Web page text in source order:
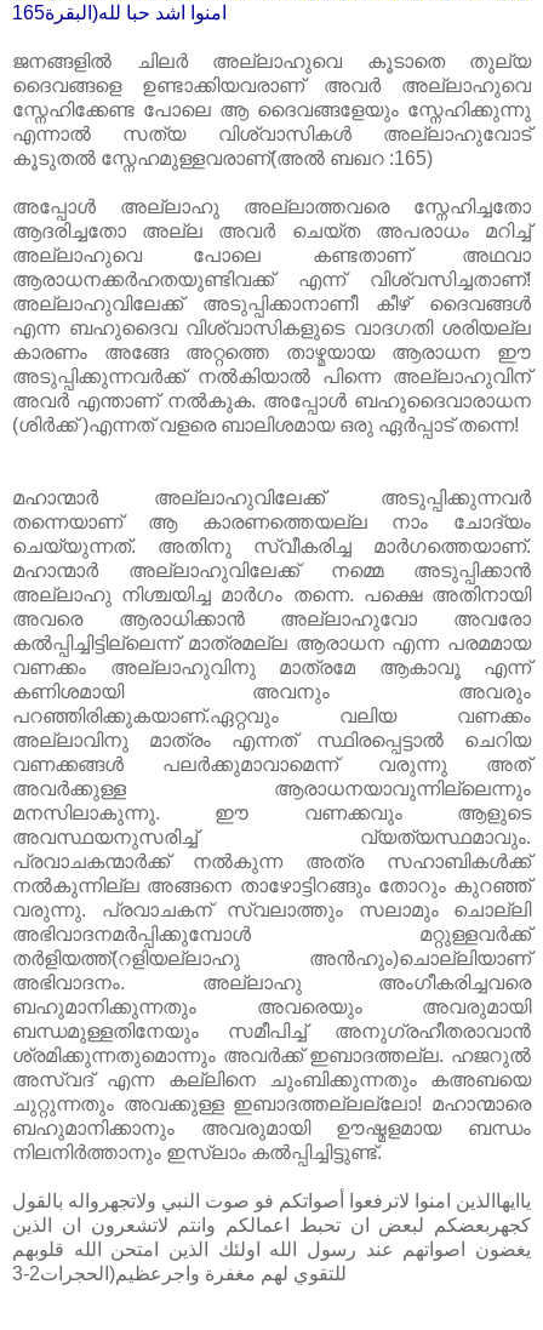
امنوا اشد حبا لله(البقرة165
ജനങ്ങളിൽ ചിലർ അല്ലാഹുവെ കൂടാതെ തുല്യ
ദൈവങ്ങളെ ഉണ്ടാക്കിയവരാണ്‌ അവർ അല്ലാഹുവെ
സ്നേഹിക്കേണ്ട പോലെ ആ ദൈവങ്ങളേയും സ്നേഹിക്കുന്നു
എന്നാൽ സത്യ വിശ്വാസികൾ അല്ലാഹുവോട്‌
കൂടുതൽ സ്നേഹമുള്ളവരാണ്‌(അൽ ബഖറ :165)
അപ്പോൾ അല്ലാഹു അല്ലാത്തവരെ സ്നേഹിച്ചതോ
ആദരിച്ചതോ അല്ല അവർ ചെയ്ത അപരാധം മറിച്ച്‌
അല്ലാഹുവെ പോലെ കണ്ടതാണ്‌ അഥവാ
ആരാധനക്കർഹതയുണ്ടിവക്ക്‌ എന്ന് വിശ്വസിച്ചതാണ്‌!
അല്ലാഹുവിലേക്ക്‌ അടുപ്പിക്കാനാണീ കീഴ്‌ ദൈവങ്ങൾ
എന്ന ബഹുദൈവ വിശ്വാസികളുടെ വാദഗതി ശരിയല്ല
കാരണം അങ്ങേ അറ്റത്തെ താഴ്മയായ ആരാധന ഈ
അടുപ്പിക്കുന്നവർക്ക്‌ നൽകിയാൽ പിന്നെ അല്ലാഹുവിന്‌
അവർ എന്താണ്‌ നൽകുക. അപ്പോൾ ബഹുദൈവാരാധന
(ശിർക്ക്‌ )എന്നത്‌ വളരെ ബാലിശമായ ഒരു ഏർപ്പാട്‌ തന്നെ!
മഹാന്മാർ അല്ലാഹുവിലേക്ക്‌ അടുപ്പിക്കുന്നവർ
തന്നെയാണ്‌ ആ കാരണത്തെയല്ല നാം ചോദ്യം
ചെയ്യുന്നത്‌. അതിനു സ്വീകരിച്ച മാർഗത്തെയാണ്‌.
മഹാന്മാർ അല്ലാഹുവിലേക്ക്‌ നമ്മെ അടുപ്പിക്കാൻ
അല്ലാഹു നിശ്ചയിച്ച മാർഗം തന്നെ. പക്ഷെ അതിനായി
അവരെ ആരാധിക്കാൻ അല്ലാഹുവോ അവരോ
കൽപ്പിച്ചിട്ടില്ലെന്ന് മാത്രമല്ല ആരാധന എന്ന പരമമായ
വണക്കം അല്ലാഹുവിനു മാത്രമേ ആകാവൂ എന്ന്
കണിശമായി അവനും അവരും
പറഞ്ഞിരിക്കുകയാണ്‌.ഏറ്റവും വലിയ വണക്കം
അല്ലാവിനു മാത്രം എന്നത്‌ സ്ഥിരപ്പെട്ടാൽ ചെറിയ
വണക്കങ്ങൾ പലർക്കുമാവാമെന്ന് വരുന്നു അത്‌
അവർക്കുള്ള ആരാധനയാവുന്നില്ലെന്നും
മനസിലാകുന്നു. ഈ വണക്കവും ആളുടെ
അവസ്ഥയനുസരിച്ച്‌ വ്യത്യസ്ഥമാവും.
പ്രവാചകന്മാർക്ക്‌ നൽകുന്ന അത്ര സഹാബികൾക്ക്‌
നൽകുന്നില്ല അങ്ങനെ താഴോട്ടിറങ്ങും തോറും കുറഞ്ഞ്‌
വരുന്നു. പ്രവാചകന്‌ സ്വലാത്തും സലാമും ചൊല്ലി
അഭിവാദനമർപ്പിക്കുമ്പോൾ മറ്റുള്ളവർക്ക്‌
തർളിയത്ത്‌(റളിയല്ലാഹു അൻഹും)ചൊല്ലിയാണ്‌
അഭിവാദനം. അല്ലാഹു അംഗീകരിച്ചവരെ
ബഹുമാനിക്കുന്നതും അവരെയും അവരുമായി
ബന്ധമുള്ളതിനേയും സമീപിച്ച്‌ അനുഗ്രഹ‍ീതരാവാൻ
ശ്രമിക്കുന്നതുമൊന്നും അവർക്ക്‌ ഇബാദത്തല്ല. ഹജറുൽ
അസ്‌വദ്‌ എന്ന കല്ലിനെ ചുംബിക്കുന്നതും കഅബയെ
ചുറ്റുന്നതും അവക്കുള്ള ഇബാദത്തല്ലല്ലോ! മഹാന്മാരെ
ബഹുമാനിക്കാനും അവരുമായി ഊഷ്മളമായ ബന്ധം
നിലനിർത്താനും ഇസ്ലാം കൽപ്പിച്ചിട്ടുണ്ട്‌.
ياايهاالذين امنوا لاترفعوا أصواتكم فو صوت النبي ولاتجهرواله بالقول
كجهربعضكم لبعض ان تحبط اعمالكم وانتم لاتشعرون ان الذين
يغضون اصواتهم عند رسول الله اولئك الذين امتحن الله قلوبهم
للتقوي لهم مغفرة واجرعظيم(الحجرات2-3